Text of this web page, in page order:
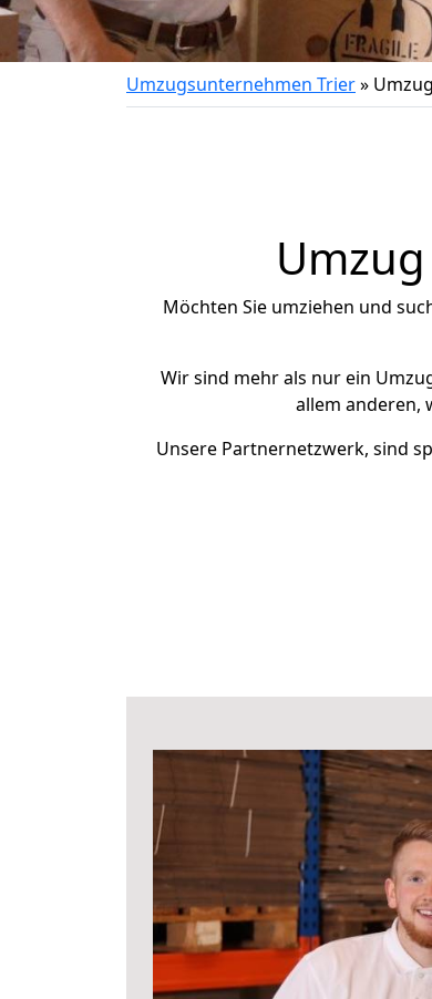
Umzugsunternehmen Trier»
Möchten Sie umziehen und
Wir sind mehr als nur ein
allem anderen,
Unsere Partnernetzwerk, sind